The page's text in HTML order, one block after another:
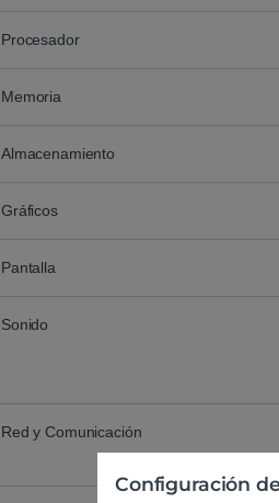
Procesador
Memoria
Almacenamiento
Gráficos
Pantalla
Sonido
Red y Comunicación
Configuración